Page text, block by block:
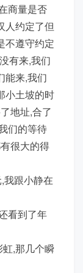
商量是否
人约定了但
不遵守约定
有来,我们
能来,我们
小土坡的时
地址,合了
们的等待
很大的得
我跟小静在
看到了年
,那几个瞬